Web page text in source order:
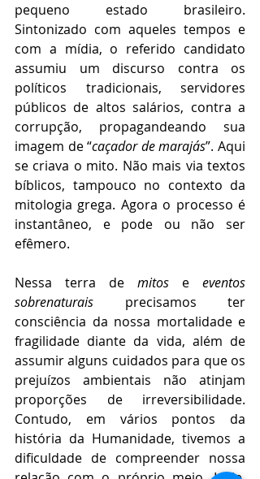
pequeno estado brasileiro.
Sintonizado com aqueles tempos e
com a mídia, o referido candidato
assumiu um discurso contra os
políticos tradicionais, servidores
públicos de altos salários, contra a
corrupção, propagandeando sua
imagem de “caçador de marajás”. Aqui
se criava o mito. Não mais via textos
bíblicos, tampouco no contexto da
mitologia grega. Agora o processo é
instantâneo, e pode ou não ser
efêmero.
Nessa terra de mitos e eventos
sobrenaturais precisamos ter
consciência da nossa mortalidade e
fragilidade diante da vida, além de
assumir alguns cuidados para que os
prejuízos ambientais não atinjam
proporções de irreversibilidade.
Contudo, em vários pontos da
história da Humanidade, tivemos a
dificuldade de compreender nossa